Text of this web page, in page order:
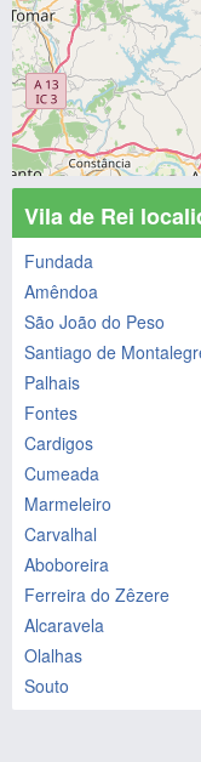
Vila de Rei
Fundada
Amêndoa
São João do Peso
Santiago de
Palhais
Fontes
Cardigos
Cumeada
Marmeleiro
Carvalhal
Aboboreira
Ferreira do Zêzere
Alcaravela
Olalhas
Souto